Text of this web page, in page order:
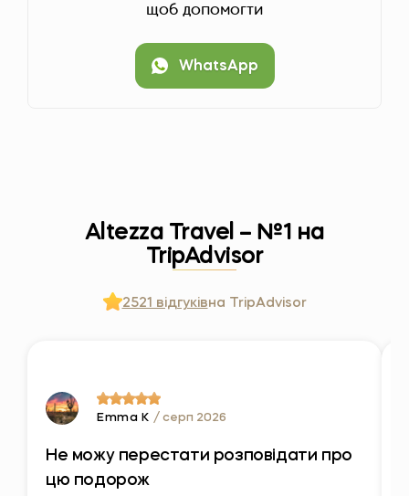
щоб допомогти
WhatsApp
Altezza Travel – №1 на
TripAdvisor
2521 відгуківна TripAdvisor
Emma K / серп 2026
Не можу перестати розповідати про
цю подорож